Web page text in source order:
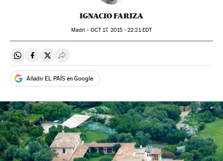
IGNACIO FARIZA
Madri - OCT17, 2015 - 22:21EDT
Compartir en Whatsapp
Compartir en Facebook
Compartir en Twitter
Desplegar Redes Sociales
Añadir EL PAÍS en Google